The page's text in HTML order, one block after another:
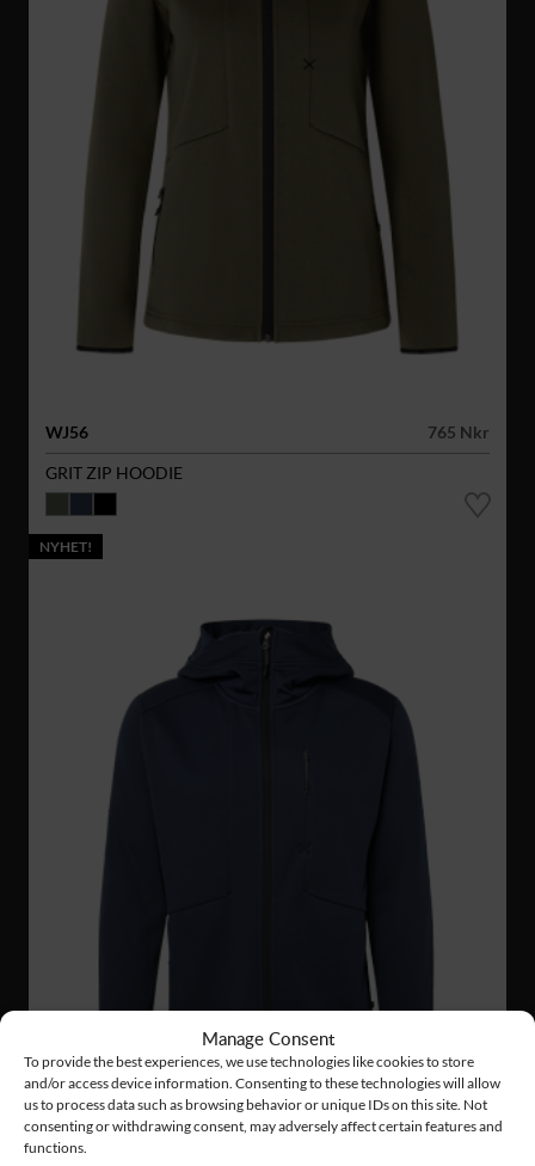
Manage Consent
To provide the best experiences, we use technologies like cookies to store
and/or access device information. Consenting to these technologies will allow
us to process data such as browsing behavior or unique IDs on this site. Not
consenting or withdrawing consent, may adversely affect certain features and
functions.
WJ56
765 Nkr
GRIT ZIP HOODIE
NYHET!